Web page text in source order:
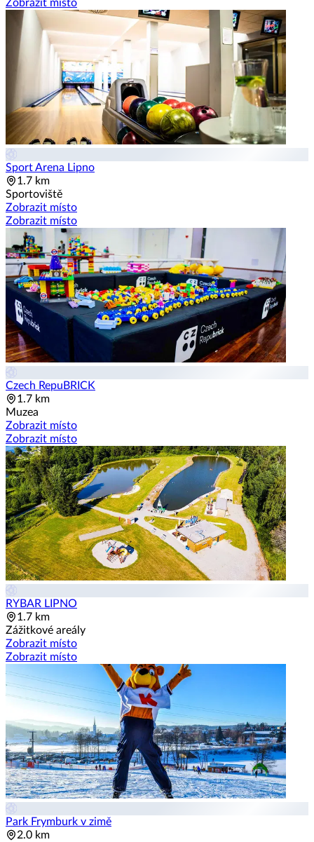
Zobrazit místo
Sport Arena Lipno
1.7 km
Sportoviště
Zobrazit místo
Zobrazit místo
Czech RepuBRICK
1.7 km
Muzea
Zobrazit místo
Zobrazit místo
RYBAR LIPNO
1.7 km
Zážitkové areály
Zobrazit místo
Zobrazit místo
Park Frymburk v zimě
2.0 km